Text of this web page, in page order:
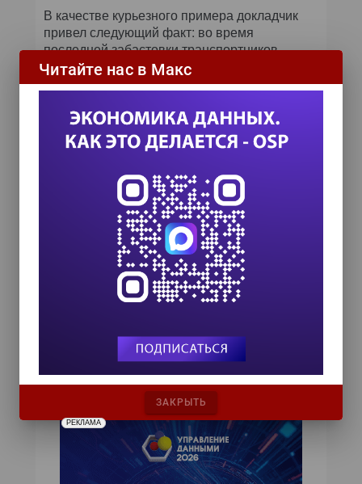
В качестве курьезного примера докладчик
привел следующий факт: во время
последней забастовки транспортников,
охватившей Францию, работала лишь 13-я
линия Парижского метро, на которой
программами, написанными на языке Ada.
В настоящее время наряду с курсом по Ada,
М.В. Ломоносова, имеется возможность
получения бесплатной обучающей версии
языка на сайтеwww.ada-ru.org.
Компания Ada Core не распространяет
программы, но оказывает техническую
поддержку пользователям языка. Для вузов
сущест-вует его бесплатная академическая
версия языка, но техническая поддержка
РЕКЛАМА
Читайте нас в Макс
ЗАКРЫТЬ